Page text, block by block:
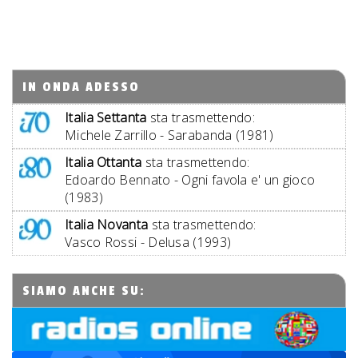
IN ONDA ADESSO
Italia Settanta sta trasmettendo:
Michele Zarrillo - Sarabanda (1981)
Italia Ottanta sta trasmettendo:
Edoardo Bennato - Ogni favola e' un gioco
(1983)
Italia Novanta sta trasmettendo:
Vasco Rossi - Delusa (1993)
SIAMO ANCHE SU: